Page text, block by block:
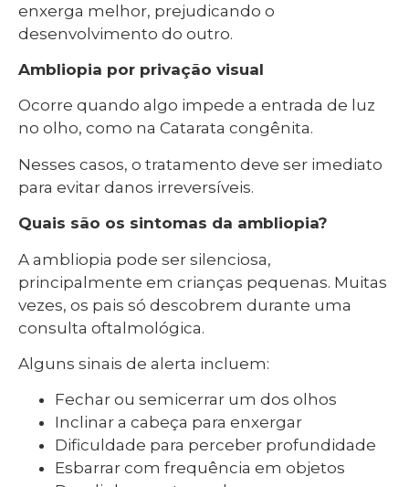
enxerga melhor, prejudicando o
desenvolvimento do outro.
Ambliopia por privação visual
Ocorre quando algo impede a entrada de luz
no olho, como na Catarata congênita.
Nesses casos, o tratamento deve ser imediato
para evitar danos irreversíveis.
Quais são os sintomas da ambliopia?
A ambliopia pode ser silenciosa,
principalmente em crianças pequenas. Muitas
vezes, os pais só descobrem durante uma
consulta oftalmológica.
Alguns sinais de alerta incluem:
Fechar ou semicerrar um dos olhos
Inclinar a cabeça para enxergar
Dificuldade para perceber profundidade
Esbarrar com frequência em objetos